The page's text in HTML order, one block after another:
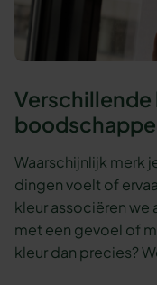
Waarschijnlijk merk
dingen voelt of
kleur associëren we
met een gevoel of
kleur dan precies?